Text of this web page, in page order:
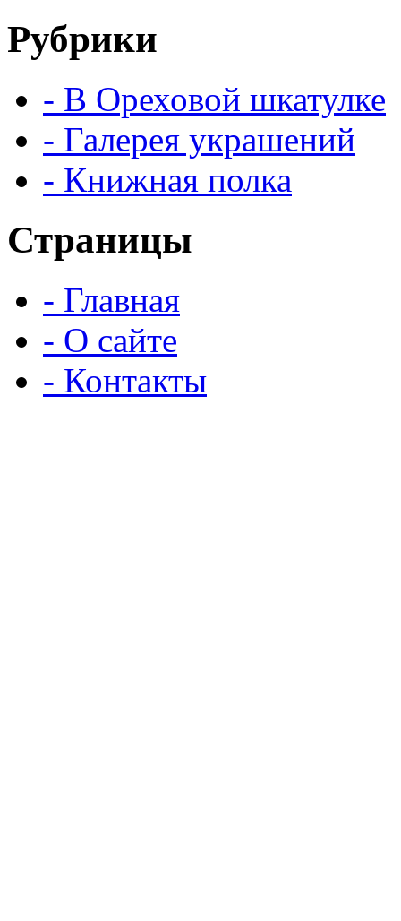
Рубрики
- В Ореховой шкатулке
- Галерея украшений
- Книжная полка
Страницы
- Главная
- О сайте
- Контакты